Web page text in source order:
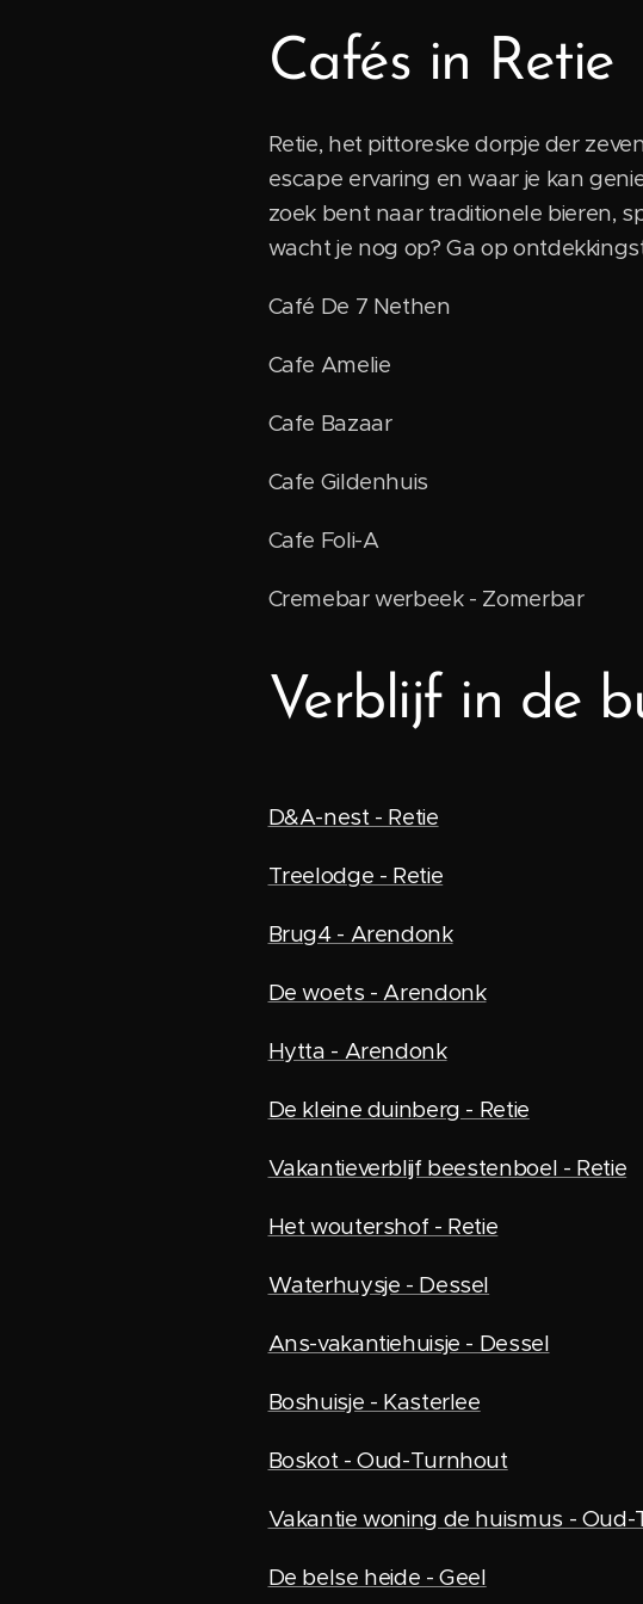
Cafés in Retie
Retie, het pittoreske dorpje der
escape ervaring en waar je kan
zoek bent naar traditionele bieren,
wacht je nog op? Ga op
Café De 7 Nethen
Cafe Amelie
Cafe Bazaar
Cafe Gildenhuis
Cafe Foli-A
Cremebar werbeek - Zomerbar
Verblijf in de
D&A-nest - Retie
Treelodge - Retie
Brug4 - Arendonk
De woets - Arendonk
Hytta - Arendonk
De kleine duinberg - Retie
Vakantieverblijf beestenboel - Retie
Het woutershof - Retie
Waterhuysje - Dessel
Ans-vakantiehuisje - Dessel
Boshuisje - Kasterlee
Boskot - Oud-Turnhout
Vakantie woning de huismus -
De belse heide - Geel